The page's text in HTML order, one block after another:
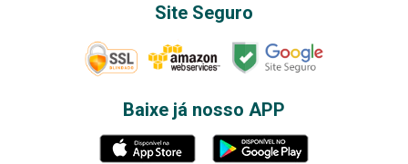
Site Seguro
Baixe já nosso APP